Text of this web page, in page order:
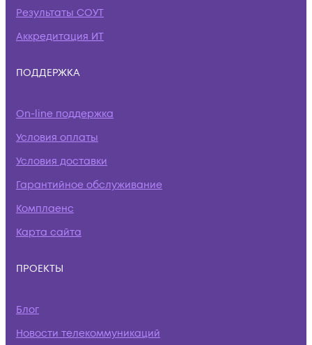
Результаты СОУТ
Аккредитация ИТ
ПОДДЕРЖКА
On-line поддержка
Условия оплаты
Условия доставки
Гарантийное обслуживание
Комплаенс
Карта сайта
ПРОЕКТЫ
Блог
Новости телекоммуникаций